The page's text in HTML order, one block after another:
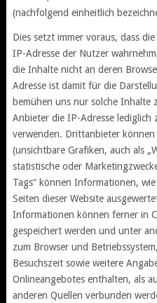
(nachfolgend einheitlich
Dies setzt immer voraus, dass
IP-Adresse der Nutzer
die Inhalte nicht an deren
Adresse ist damit für die
bemühen uns nur solche Inhalte
Anbieter die IP-Adresse
verwenden. Drittanbieter
(unsichtbare Grafiken, auch als
statistische oder
Tags“ können Informationen,
Seiten dieser Website
Informationen können ferner in
gespeichert werden und unter
zum Browser und
Besuchszeit sowie weitere
Onlineangebotes enthalten, als
anderen Quellen verbunden